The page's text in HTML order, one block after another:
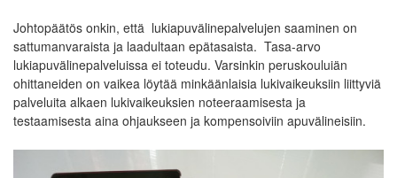
Johtopäätös onkin, että lukiapuvälinepalvelujen saaminen on
sattumanvaraista ja laadultaan epätasaista. Tasa-arvo
lukiapuvälinepalveluissa ei toteudu. Varsinkin peruskouluiän
ohittaneiden on vaikea löytää minkäänlaisia lukivaikeuksiin liittyviä
palveluita alkaen lukivaikeuksien noteeraamisesta ja
testaamisesta aina ohjaukseen ja kompensoiviin apuvälineisiin.